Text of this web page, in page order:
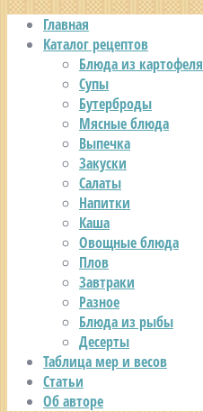
Главная
Каталог рецептов
Блюда из картофеля
Супы
Бутерброды
Мясные блюда
Выпечка
Закуски
Салаты
Напитки
Каша
Овощные блюда
Плов
Завтраки
Разное
Блюда из рыбы
Десерты
Таблица мер и весов
Статьи
Об авторе